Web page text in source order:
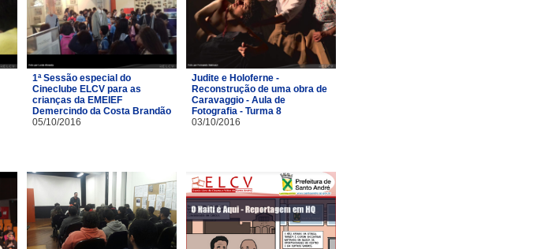
1ª Sessão especial do
Cineclube ELCV para as
crianças da EMEIEF
Demercindo da Costa Brandão
05/10/2016
Judite e Holoferne -
Reconstrução de uma obra de
Caravaggio - Aula de
Fotografia - Turma 8
03/10/2016